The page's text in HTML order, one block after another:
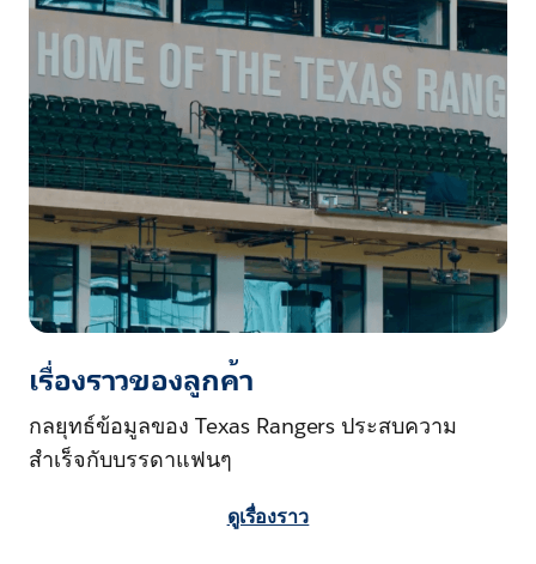
เรื่องราวของลูกค้า
กลยุทธ์ข้อมูลของ Texas Rangers ประสบความ
สำเร็จกับบรรดาแฟนๆ
ดูเรื่องราว